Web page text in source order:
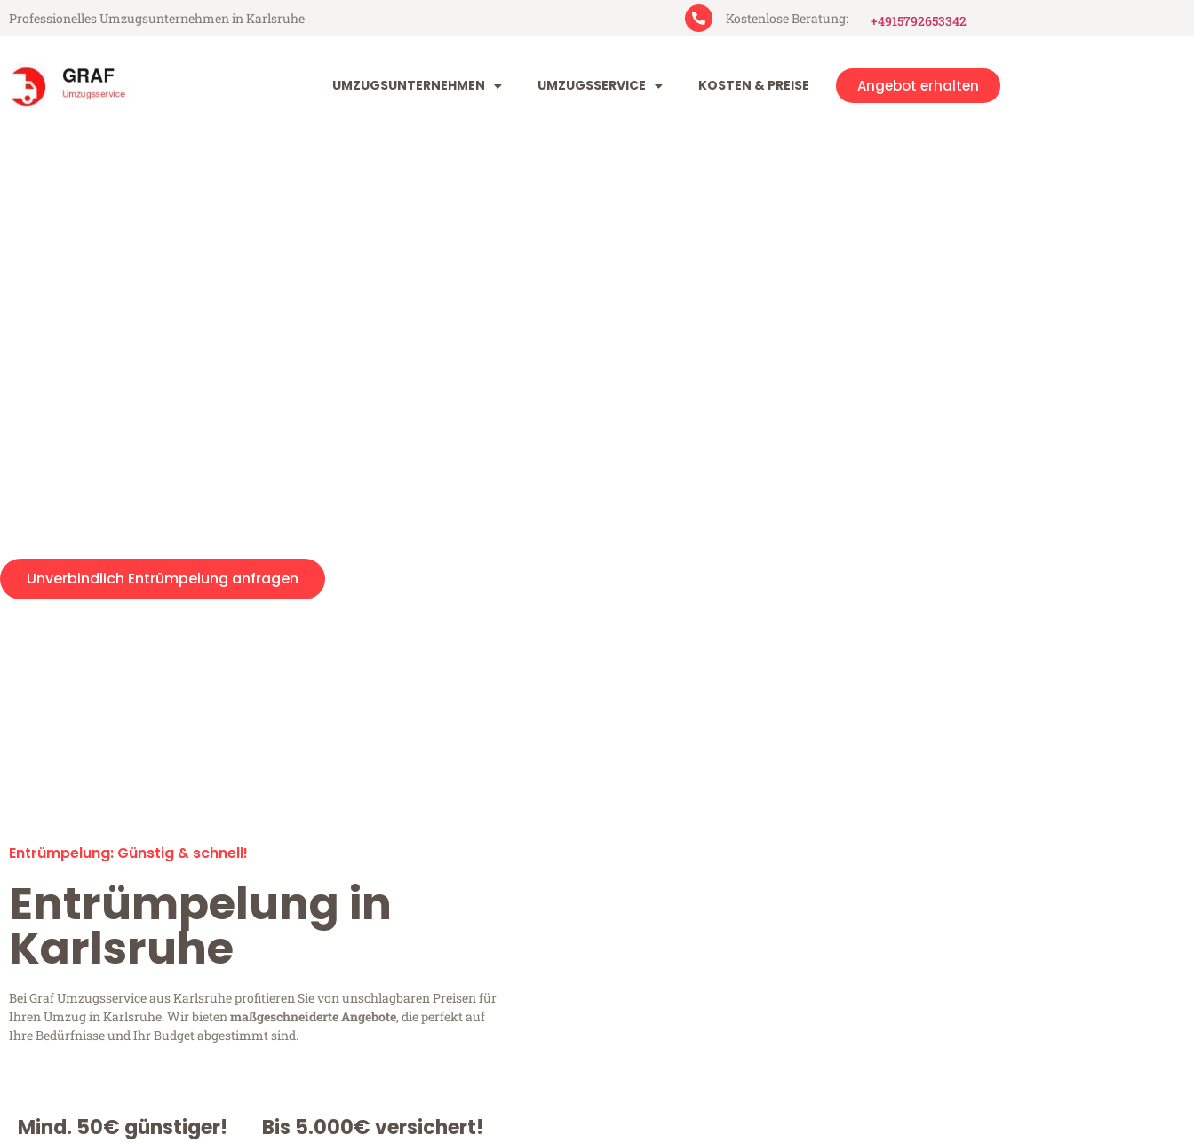
Professionelles Umzugsunternehmen in Karlsruhe Kostenlose Beratung: +4915792653342
UMZUGSUNTERNEHMEN UMZUGSSERVICE KOSTEN & PREISE Angebot erhalten
Unverbindlich Entrümpelung anfragen
Entrümpelung: Günstig & schnell!
Entrümpelung in
Karlsruhe
Bei Graf Umzugsservice aus Karlsruhe profitieren Sie von unschlagbaren Preisen für
Ihren Umzug in Karlsruhe. Wir bietenmaßgeschneiderte Angebote, die perfekt auf
Ihre Bedürfnisse und Ihr Budget abgestimmt sind.
Mind. 50€ günstiger! Bis 5.000€ versichert!